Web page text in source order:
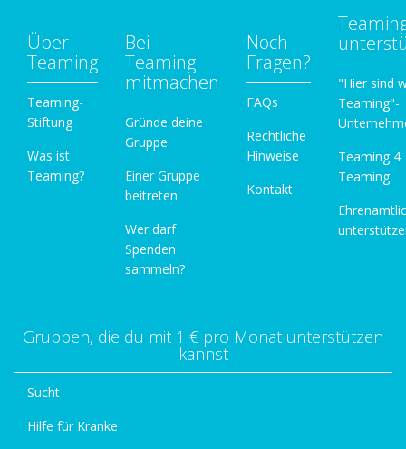
Über
Teaming
Teaming-
Stiftung
Was ist
Teaming?
Bei
Teaming
mitmachen
Gründe deine
Gruppe
Einer Gruppe
beitreten
Wer darf
Spenden
sammeln?
Noch
Fragen?
FAQs
Rechtliche
Hinweise
Kontakt
"Hier sind
Teaming"-
Teaming 4
Teaming
Gruppen, die du mit 1 € pro Monat unterstützen
kannst
Sucht
Hilfe für Kranke